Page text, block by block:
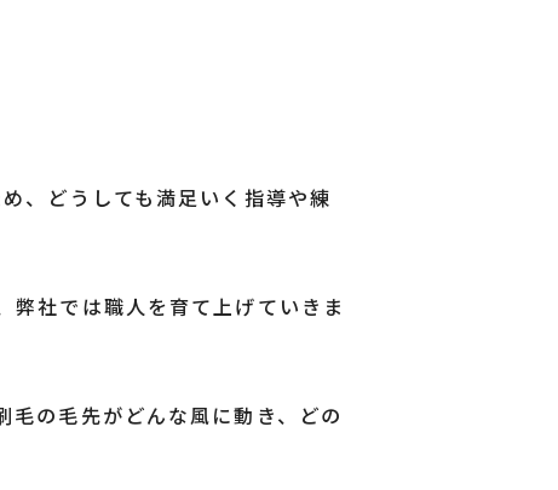
、どうしても満足いく指導や練
弊社では職人を育て上げていきま
の毛先がどんな風に動き、どの